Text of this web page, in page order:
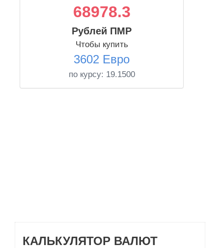
68978.3
Рублей ПМР
Чтобы купить
3602 Евро
по курсу: 19.1500
КАЛЬКУЛЯТОР ВАЛЮТ